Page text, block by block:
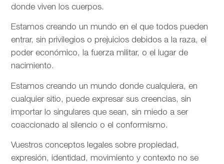
donde viven los cuerpos.
Estamos creando un mundo en el que todos pueden
entrar, sin privilegios o prejuicios debidos a la raza, el
poder económico, la fuerza militar, o el lugar de
nacimiento.
Estamos creando un mundo donde cualquiera, en
cualquier sitio, puede expresar sus creencias, sin
importar lo singulares que sean, sin miedo a ser
coaccionado al silencio o el conformismo.
Vuestros conceptos legales sobre propiedad,
expresión, identidad, movimiento y contexto no se